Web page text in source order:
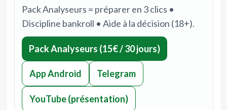
Pack Analyseurs = préparer en 3 clics •
Discipline bankroll • Aide à la décision (18+).
Pack Analyseurs (15€ / 30 jours)
App Android Telegram
YouTube (présentation)